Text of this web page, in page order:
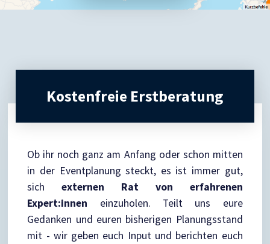
Kostenfreie Erstberatung
Ob ihr noch ganz am Anfang oder schon mitten
in der Eventplanung steckt, es ist immer gut,
sichexternen Rat von erfahrenen
Expert:innen einzuholen. Teilt uns eure
Gedanken und euren bisherigen Planungsstand
mit - wir geben euch Input und berichten euch